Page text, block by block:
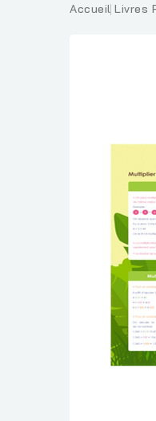
Accueil Livres